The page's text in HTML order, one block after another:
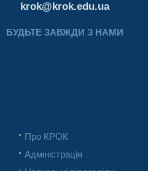
krok@krok.edu.ua
БУДЬТЕ ЗАВЖДИ З НАМИ
Про КРОК
Адміністрація